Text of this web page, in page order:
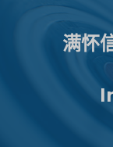
满怀